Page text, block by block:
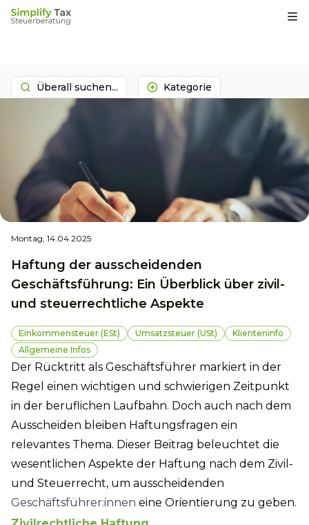
Überall suchen... Kategorie
Montag, 14.04.2025
Haftung der ausscheidenden
Geschäftsführung: Ein Überblick über zivil-
und steuerrechtliche Aspekte
Einkommensteuer (ESt) Umsatzsteuer (USt)
Klienteninfo
Allgemeine Infos
Der Rücktritt als Geschäftsführer markiert in der
Regel einen wichtigen und schwierigen Zeitpunkt
in der beruflichen Laufbahn. Doch auch nach dem
Ausscheiden bleiben Haftungsfragen ein
relevantes Thema. Dieser Beitrag beleuchtet die
wesentlichen Aspekte der Haftung nach dem Zivil-
und Steuerrecht, um ausscheidenden
Geschäftsführer:innen eine Orientierung zu geben.